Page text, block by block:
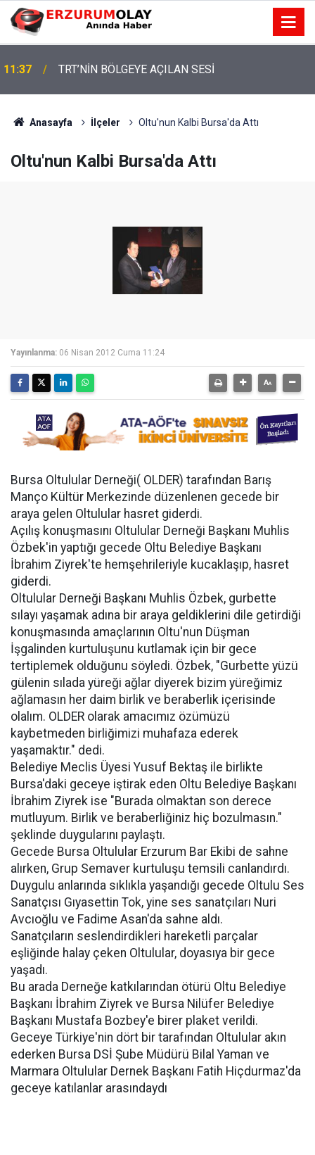
11:37 TRT’NİN BÖLGEYE AÇILAN SESİ
Anasayfa İlçeler Oltu'nun Kalbi Bursa'da Attı
Oltu'nun Kalbi Bursa'da Attı
Yayınlanma: 06 Nisan 2012 Cuma 11:24
Bursa Oltulular Derneği( OLDER) tarafından Barış
Manço Kültür Merkezinde düzenlenen gecede bir
araya gelen Oltulular hasret giderdi.
Açılış konuşmasını Oltulular Derneği Başkanı Muhlis
Özbek'in yaptığı gecede Oltu Belediye Başkanı
İbrahim Ziyrek'te hemşehrileriyle kucaklaşıp, hasret
giderdi.
Oltulular Derneği Başkanı Muhlis Özbek, gurbette
sılayı yaşamak adına bir araya geldiklerini dile getirdiği
konuşmasında amaçlarının Oltu'nun Düşman
İşgalinden kurtuluşunu kutlamak için bir gece
tertiplemek olduğunu söyledi. Özbek, "Gurbette yüzü
gülenin sılada yüreği ağlar diyerek bizim yüreğimiz
ağlamasın her daim birlik ve beraberlik içerisinde
olalım. OLDER olarak amacımız özümüzü
kaybetmeden birliğimizi muhafaza ederek
yaşamaktır." dedi.
Belediye Meclis Üyesi Yusuf Bektaş ile birlikte
Bursa'daki geceye iştirak eden Oltu Belediye Başkanı
İbrahim Ziyrek ise "Burada olmaktan son derece
mutluyum. Birlik ve beraberliğiniz hiç bozulmasın."
şeklinde duygularını paylaştı.
Gecede Bursa Oltulular Erzurum Bar Ekibi de sahne
alırken, Grup Semaver kurtuluşu temsili canlandırdı.
Duygulu anlarında sıklıkla yaşandığı gecede Oltulu Ses
Sanatçısı Gıyasettin Tok, yine ses sanatçıları Nuri
Avcıoğlu ve Fadime Asan'da sahne aldı.
Sanatçıların seslendirdikleri hareketli parçalar
eşliğinde halay çeken Oltulular, doyasıya bir gece
yaşadı.
Bu arada Derneğe katkılarından ötürü Oltu Belediye
Başkanı İbrahim Ziyrek ve Bursa Nilüfer Belediye
Başkanı Mustafa Bozbey'e birer plaket verildi.
Geceye Türkiye'nin dört bir tarafından Oltulular akın
ederken Bursa DSİ Şube Müdürü Bilal Yaman ve
Marmara Oltulular Dernek Başkanı Fatih Hiçdurmaz'da
geceye katılanlar arasındaydı